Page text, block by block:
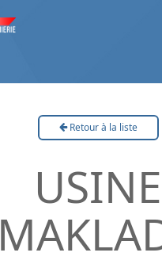
Retour à la liste
USINE